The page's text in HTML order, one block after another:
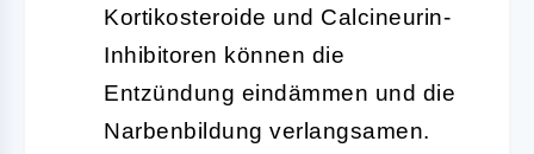
Kortikosteroide und Calcineurin-
Inhibitoren können die
Entzündung eindämmen und die
Narbenbildung verlangsamen.